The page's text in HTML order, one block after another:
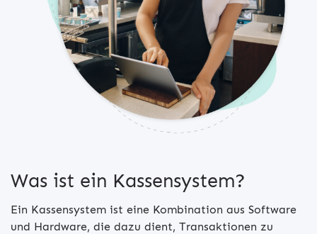
Was ist ein Kassensystem?
Ein Kassensystem ist eine Kombination aus Software
und Hardware, die dazu dient, Transaktionen zu